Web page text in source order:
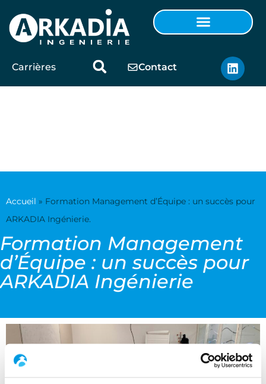
Carrières Contact
pour ARKADIA
Ingénierie.
Accueil » Formation Management d’Équipe : un succès pour
ARKADIA Ingénierie.
Formation Management
d’Équipe : un succès pour
ARKADIA Ingénierie